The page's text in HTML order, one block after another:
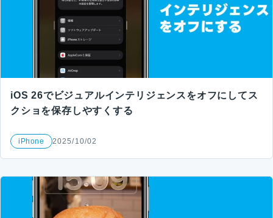
iOS 26でビジュアルインテリジェンスをオフにしてス
クショを保存しやすくする
iPhone 2025/10/02